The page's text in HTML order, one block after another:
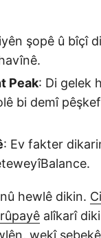
şopê û bîçî
Peak: Di gelek
bi demî
: Ev fakter
hewlê dikin.
alîkarî
wekî